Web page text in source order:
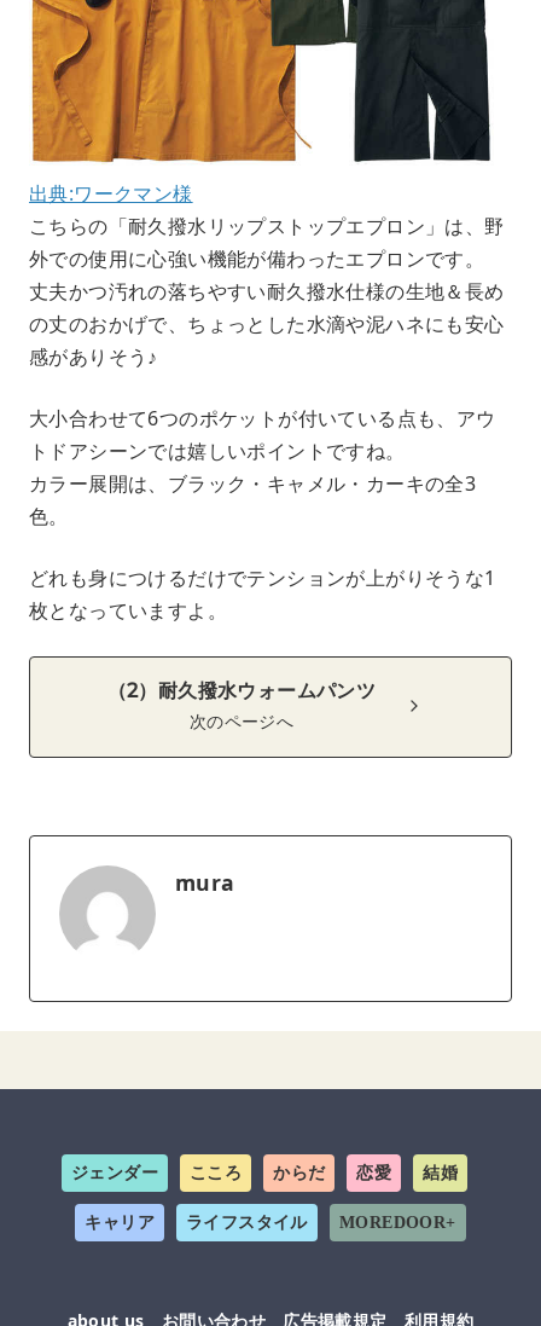
出典:ワークマン様
こちらの「耐久撥水リップストップエプロン」は、野
外での使用に心強い機能が備わったエプロンです。
丈夫かつ汚れの落ちやすい耐久撥水仕様の生地＆長め
の丈のおかげで、ちょっとした水滴や泥ハネにも安心
感がありそう♪
大小合わせて6つのポケットが付いている点も、アウ
トドアシーンでは嬉しいポイントですね。
カラー展開は、ブラック・キャメル・カーキの全3
色。
どれも身につけるだけでテンションが上がりそうな1
枚となっていますよ。
（2）耐久撥水ウォームパンツ
次のページへ
mura
ジェンダー こころ からだ 恋愛 結婚
キャリア ライフスタイル MOREDOOR+
about us お問い合わせ 広告掲載規定 利用規約